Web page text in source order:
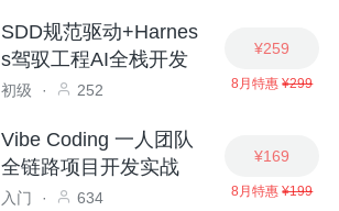
SDD规范驱动+Harnes
s驾驭工程AI全栈开发
初级 · 252
¥259
8月特惠 ¥299
Vibe Coding 一人团队
全链路项目开发实战
入门 · 634
¥169
8月特惠 ¥199